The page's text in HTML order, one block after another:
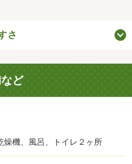
さ
ど
燥機、風呂、トイレ２ヶ所